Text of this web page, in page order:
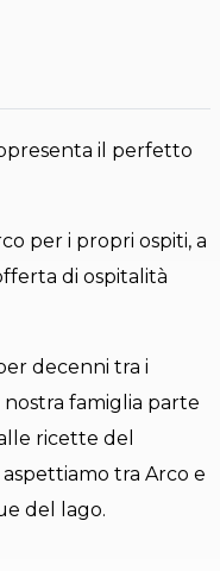
il perfetto
per i propri ospiti, a
di ospitalità
decenni tra i
famiglia parte
ricette del
tra Arco e
del lago.